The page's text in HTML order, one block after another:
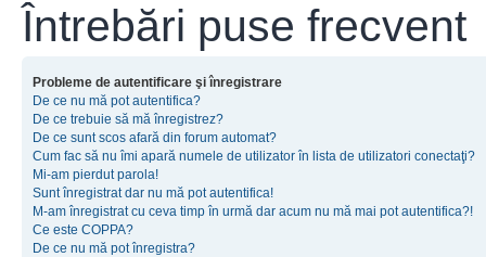
Întrebări puse frecvent
Probleme de autentificare şi înregistrare
De ce nu mă pot autentifica?
De ce trebuie să mă înregistrez?
De ce sunt scos afară din forum automat?
Cum fac să nu îmi apară numele de utilizator în lista de utilizatori conectaţi?
Mi-am pierdut parola!
Sunt înregistrat dar nu mă pot autentifica!
M-am înregistrat cu ceva timp în urmă dar acum nu mă mai pot autentifica?!
Ce este COPPA?
De ce nu mă pot înregistra?